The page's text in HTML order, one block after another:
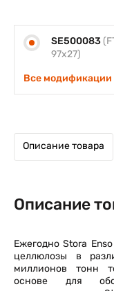
SE500083
97х27)
Все модификации
Описание товара
Описание
Ежегодно Stora
целлюлозы в
миллионов тонн
основе для